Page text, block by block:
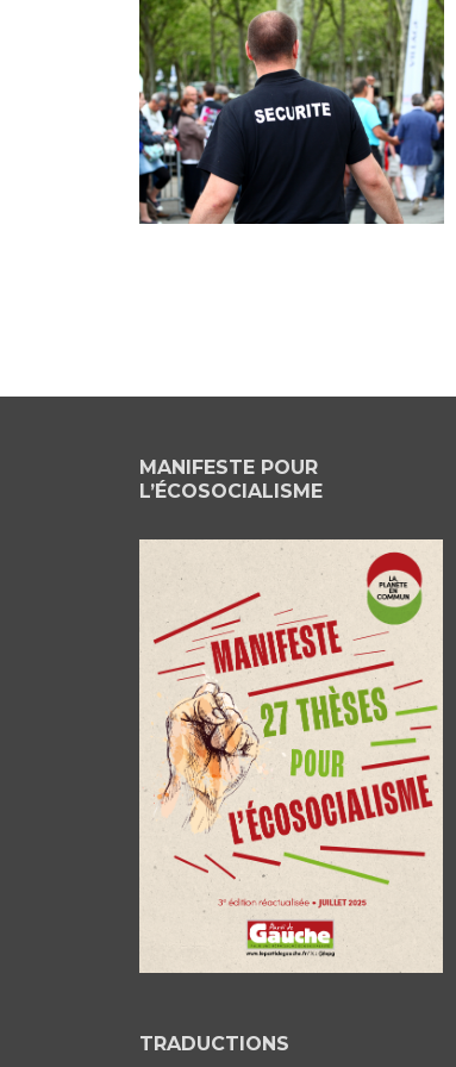
MANIFESTE POUR
L’ÉCOSOCIALISME
TRADUCTIONS